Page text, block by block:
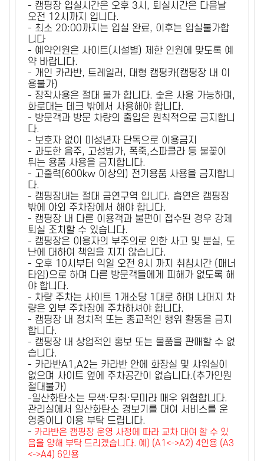
- 캠핑장 입실시간은 오후 3시, 퇴실시간은 다음날
오전 12시까지 입니다.
- 최소 20:00까지는 입실 완료, 이후는 입실불가합
니다
- 예약인원은 사이트(시설별) 제한 인원에 맞도록 예
약 바랍니다.
- 개인 카라반, 트레일러, 대형 캠핑카(캠핑장 내 이
용불가)
- 장작사용은 절대 불가 합니다. 숯은 사용 가능하며,
화로대는 데크 밖에서 사용해야 합니다.
- 방문객과 방문 차량의 출입은 원칙적으로 금지합니
다.
- 보호자 없이 미성년자 단독으로 이용금지
- 과도한 음주, 고성방가, 폭죽,스파클라 등 불꽃이
튀는 용품 사용을 금지합니다.
- 고출력(600kw 이상의) 전기용품 사용을 금지합니
다.
- 캠핑장내는 절대 금연구역 입니다. 흡연은 캠핑장
밖에 야외 주차장에서 해야 합니다.
- 캠핑장 내 다른 이용객과 불편이 접수된 경우 강제
퇴실 조치할 수 있습니다.
- 캠핑장은 이용자의 부주의로 인한 사고 및 분실, 도
난에 대하여 책임을 지지 않습니다.
- 오후 10시부터 익일 오전 8시 까지 취침시간 (매너
타임)으로 하며 다른 방문객들에게 피해가 없도록 해
야 합니다.
- 차량 주차는 사이트 1개소당 1대로 하며 나머지 차
량은 외부 주차장에 주차하셔야 합니다.
- 캠핑장 내 정치적 또는 종교적인 행위 활동을 금지
합니다.
- 캠핑장 내 상업적인 홍보 또는 물품을 판매할 수 없
습니다.
- 카라반A1,A2는 카라반 안에 화장실 및 샤워실이
없으며 사이트 옆에 주차공간이 없습니다.(추가인원
절대불가)
-일산화탄소는 무색·무취·무미라 매우 위험합니다.
관리실에서 일산화탄소 경보기를 대여 서비스를 운
영중이니 이용 부탁 드립니다.
- 카라반은 캠핑장 운영 사정에 따라 교차 대여 할 수 있
음을 양해 부탁 드리겠습니다. 예) (A1<->A2) 4인용 (A3
<->A4) 6인용